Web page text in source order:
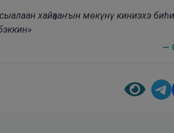
хайҕааҥын мөкүнү киниэхэ
—